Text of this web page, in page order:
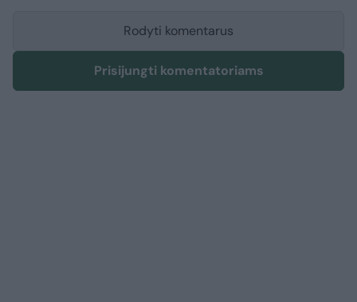
Rodyti komentarus
Prisijungti komentatoriams